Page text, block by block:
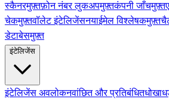
स्कैनरमुफ़्तफ़ोन नंबर लुकअपमुफ़्तकंपनी जाँचमुफ़्त
चेकमुफ़्तवॉलेट इंटेलिजेंसनयाईमेल विश्लेषकमुफ़्त
डेटाबेसमुफ़्त
इंटेलिजेंस
इंटेलिजेंस अवलोकनवांछित और प्रतिबंधित